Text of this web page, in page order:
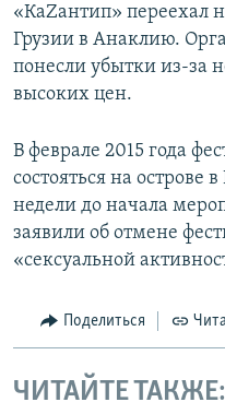
«КаZантип» переехал
Грузии в Анаклию.
понесли убытки из-за
высоких цен.
В феврале 2015 года
состояться на острове
недели до начала
заявили об отмене
«сексуальной
Поделиться
ЧИТАЙТЕ ТАКЖЕ: